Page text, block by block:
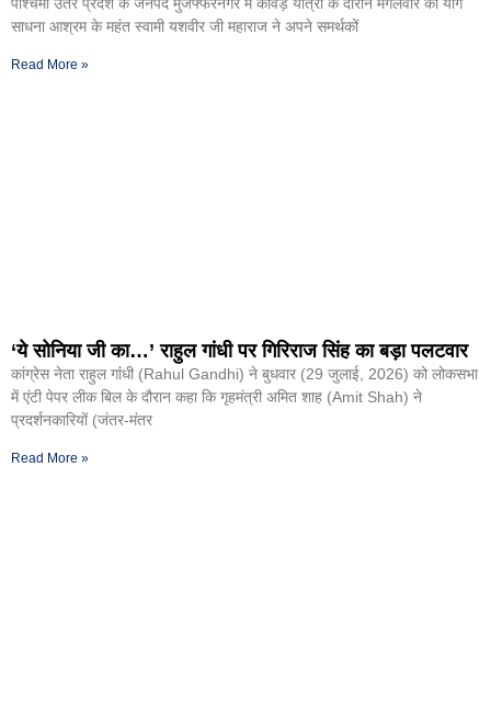
साधना आश्रम के महंत स्वामी यशवीर जी महाराज ने अपने समर्थकों
Read More »
‘ये सोनिया जी का…’ राहुल गांधी पर गिरिराज सिंह का बड़ा पलटवार
कांग्रेस नेता राहुल गांंधी (Rahul Gandhi) ने बुधवार (29 जुलाई, 2026) को लोकसभा
में एंटी पेपर लीक बिल के दौरान कहा कि गृहमंत्री अमित शाह (Amit Shah) ने
प्रदर्शनकारियों (जंतर-मंतर
Read More »